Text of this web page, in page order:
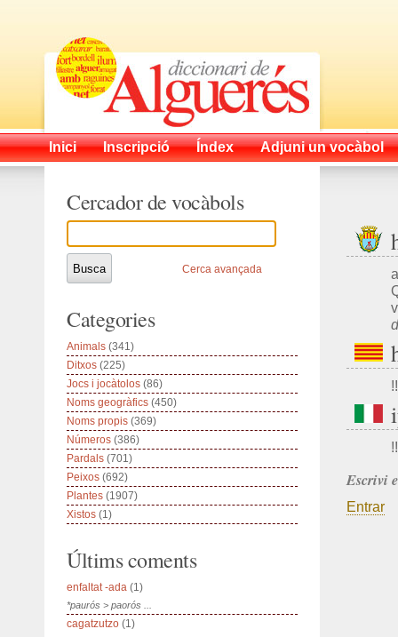
Inici Inscripció Índex Adjuni un vocàbol
!!
!!
Escrivi
Entrar
Cercador de vocàbols
Cerca avançada
Categories
Animals (341)
Ditxos (225)
Jocs i jocàtolos (86)
Noms geogràfics (450)
Noms propis (369)
Números (386)
Pardals (701)
Peixos (692)
Plantes (1907)
Xistos (1)
Últims coments
enfaltat -ada (1)
*paurós > paorós ...
cagatzutzo (1)